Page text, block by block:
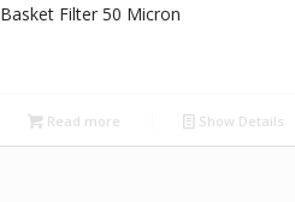
Basket Filter 50 Micron
Read more Show Details